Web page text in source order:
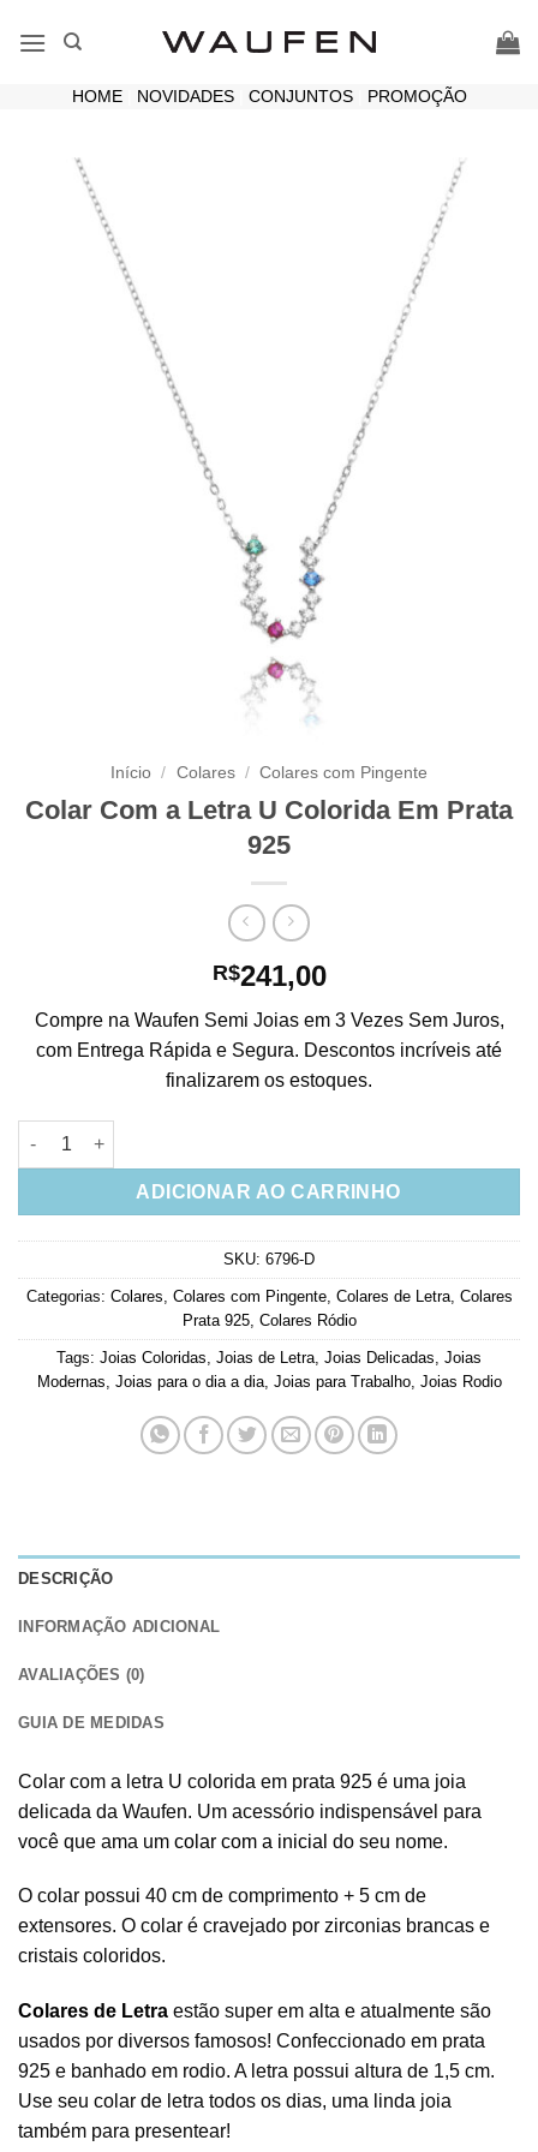
HOME| NOVIDADES| CONJUNTOS| PROMOÇÃO
Início / Colares / Colares com Pingente
Colar Com a Letra U Colorida Em Prata
925
R$241,00
Compre na Waufen Semi Joias em 3 Vezes Sem Juros,
com Entrega Rápida e Segura. Descontos incríveis até
finalizarem os estoques.
Colar Com a Letra U Colorida Em Prata 925 quantidade
ADICIONAR AO CARRINHO
SKU: 6796-D
Categorias: Colares Colares com Pingente, Colares de Letra, Colares
Prata 925, Colares Ródio
Tags: Joias Coloridas Joias de Letra Joias Delicadas Joias
Modernas Joias para o dia a dia, Joias para Trabalho, Joias Rodio
DESCRIÇÃO
INFORMAÇÃO ADICIONAL
AVALIAÇÕES (0)
GUIA DE MEDIDAS
Colar com a letra U colorida em prata 925 é uma joia
delicada da Waufen. Um acessório indispensável para
você que ama um colar com a inicial do seu nome.
O colar possui 40 cm de comprimento + 5 cm de
extensores. O colar é cravejado por zirconias brancas e
cristais coloridos.
Colares de Letra estão super em alta e atualmente são
usados por diversos famosos! Confeccionado em prata
925 e banhado em rodio. A letra possui altura de 1,5 cm.
Use seu colar de letra todos os dias, uma linda joia
também para presentear!